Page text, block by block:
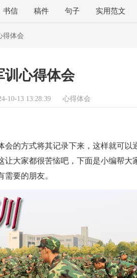
书信 稿件 句子 实用范文
得体会
训心得体会
10-13 13:28:39 心得体会
的方式将其记录下来，这样就可以
让大家都很苦恼吧，下面是小编帮大
要的朋友。